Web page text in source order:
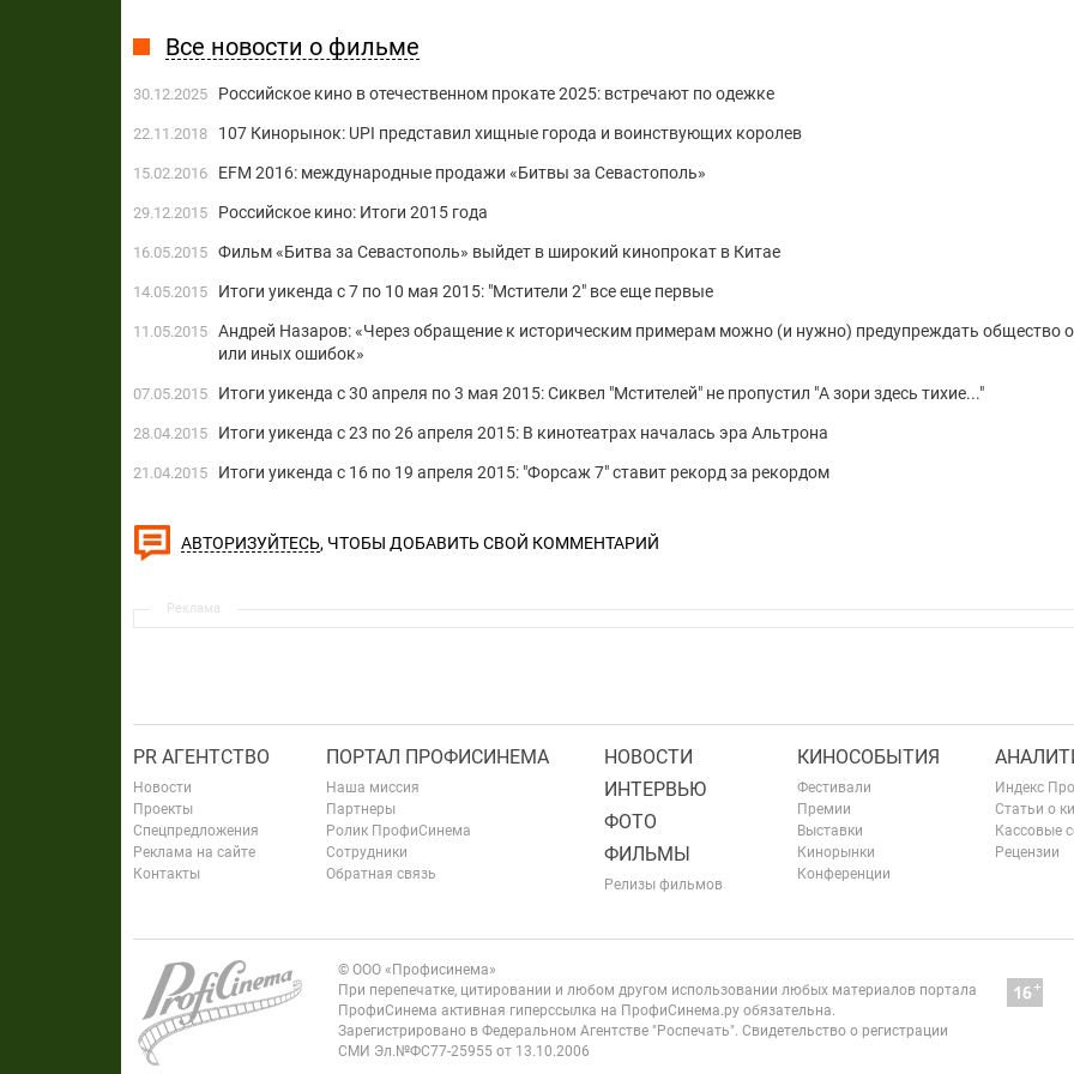
Все новости о фильме
30.12.2025 Российское кино в отечественном прокате 2025: встречают по одежке
22.11.2018 107 Кинорынок: UPI представил хищные города и воинствующих королев
15.02.2016 EFM 2016: международные продажи «Битвы за Севастополь»
29.12.2015 Российское кино: Итоги 2015 года
16.05.2015 Фильм «Битва за Севастополь» выйдет в широкий кинопрокат в Китае
14.05.2015 Итоги уикенда с 7 по 10 мая 2015: "Мстители 2" все еще первые
11.05.2015
Андрей Назаров: «Через обращение к историческим примерам можно (и нужно) предупреждать общество
или иных ошибок»
07.05.2015 Итоги уикенда с 30 апреля по 3 мая 2015: Сиквел "Мстителей" не пропустил "А зори здесь тихие..."
28.04.2015 Итоги уикенда с 23 по 26 апреля 2015: В кинотеатрах началась эра Альтрона
21.04.2015 Итоги уикенда с 16 по 19 апреля 2015: "Форсаж 7" ставит рекорд за рекордом
АВТОРИЗУЙТЕСЬ, ЧТОБЫ ДОБАВИТЬ СВОЙ КОММЕНТАРИЙ
Реклама
PR АГЕНТСТВО
Новости
Проекты
Спецпредложения
Реклама на сайте
Контакты
ПОРТАЛ ПРОФИСИНЕМА
Наша миссия
Партнеры
Ролик ПрофиСинема
Сотрудники
Обратная связь
НОВОСТИ
ИНТЕРВЬЮ
ФОТО
ФИЛЬМЫ
Релизы фильмов
КИНОСОБЫТИЯ
Фестивали
Премии
Выставки
Кинорынки
Конференции
Индекс
Статьи о
Кассовые
Рецензии
© ООО «Профисинема»
При перепечатке, цитировании и любом другом использовании любых материалов портала
ПрофиСинема активная гиперссылка на ПрофиСинема.ру обязательна.
Зарегистрировано в Федеральном Агентстве "Роспечать". Свидетельство о регистрации
СМИ Эл.№ФС77-25955 от 13.10.2006